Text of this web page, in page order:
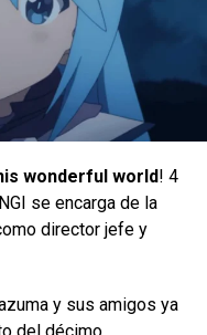
cantidad de violencia,
mucho, pero mucho
termine con un
wonderful world! 4
se encarga de la
director jefe y
y sus amigos ya
del décimo